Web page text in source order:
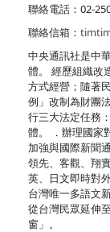
聯絡電話：02-
聯絡信箱：
中央通訊社是中
體。 經歷組織改
方式經營；隨著
例」改制為財團
行三大法定任務
體。 ．辦理國家
加強與國際新聞
領先、客觀、翔
英、日文即時對
台灣唯一多語文
從台灣民眾延伸
窗」。